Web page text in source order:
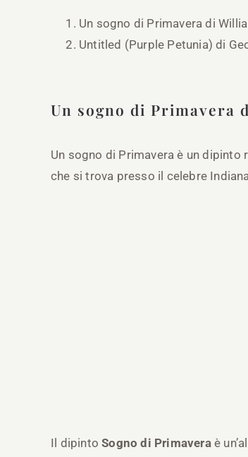
Un sogno di Primavera di
Untitled (Purple Petunia) di
Un sogno di Primavera
Un sogno di Primavera è un dipinto
che si trova presso il celebre
Il dipintoSogno di Primaveraè